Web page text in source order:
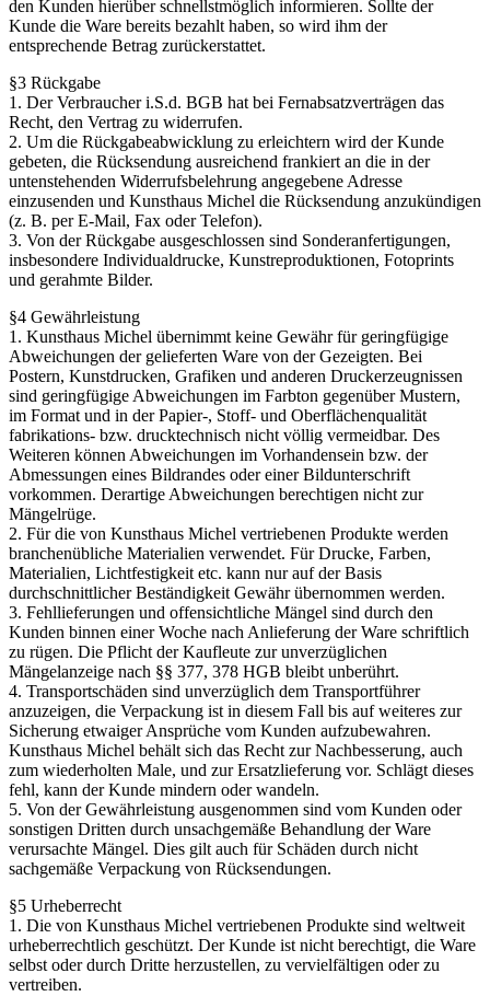
den Kunden hierüber schnellstmöglich informieren. Sollte der
Kunde die Ware bereits bezahlt haben, so wird ihm der
entsprechende Betrag zurückerstattet.
§3 Rückgabe
1. Der Verbraucher i.S.d. BGB hat bei Fernabsatzverträgen das
Recht, den Vertrag zu widerrufen.
2. Um die Rückgabeabwicklung zu erleichtern wird der Kunde
gebeten, die Rücksendung ausreichend frankiert an die in der
untenstehenden Widerrufsbelehrung angegebene Adresse
einzusenden und Kunsthaus Michel die Rücksendung anzukündigen
(z. B. per E-Mail, Fax oder Telefon).
3. Von der Rückgabe ausgeschlossen sind Sonderanfertigungen,
insbesondere Individualdrucke, Kunstreproduktionen, Fotoprints
und gerahmte Bilder.
§4 Gewährleistung
1. Kunsthaus Michel übernimmt keine Gewähr für geringfügige
Abweichungen der gelieferten Ware von der Gezeigten. Bei
Postern, Kunstdrucken, Grafiken und anderen Druckerzeugnissen
sind geringfügige Abweichungen im Farbton gegenüber Mustern,
im Format und in der Papier-, Stoff- und Oberflächenqualität
fabrikations- bzw. drucktechnisch nicht völlig vermeidbar. Des
Weiteren können Abweichungen im Vorhandensein bzw. der
Abmessungen eines Bildrandes oder einer Bildunterschrift
vorkommen. Derartige Abweichungen berechtigen nicht zur
Mängelrüge.
2. Für die von Kunsthaus Michel vertriebenen Produkte werden
branchenübliche Materialien verwendet. Für Drucke, Farben,
Materialien, Lichtfestigkeit etc. kann nur auf der Basis
durchschnittlicher Beständigkeit Gewähr übernommen werden.
3. Fehllieferungen und offensichtliche Mängel sind durch den
Kunden binnen einer Woche nach Anlieferung der Ware schriftlich
zu rügen. Die Pflicht der Kaufleute zur unverzüglichen
Mängelanzeige nach §§ 377, 378 HGB bleibt unberührt.
4. Transportschäden sind unverzüglich dem Transportführer
anzuzeigen, die Verpackung ist in diesem Fall bis auf weiteres zur
Sicherung etwaiger Ansprüche vom Kunden aufzubewahren.
Kunsthaus Michel behält sich das Recht zur Nachbesserung, auch
zum wiederholten Male, und zur Ersatzlieferung vor. Schlägt dieses
fehl, kann der Kunde mindern oder wandeln.
5. Von der Gewährleistung ausgenommen sind vom Kunden oder
sonstigen Dritten durch unsachgemäße Behandlung der Ware
verursachte Mängel. Dies gilt auch für Schäden durch nicht
sachgemäße Verpackung von Rücksendungen.
§5 Urheberrecht
1. Die von Kunsthaus Michel vertriebenen Produkte sind weltweit
urheberrechtlich geschützt. Der Kunde ist nicht berechtigt, die Ware
selbst oder durch Dritte herzustellen, zu vervielfältigen oder zu
vertreiben.